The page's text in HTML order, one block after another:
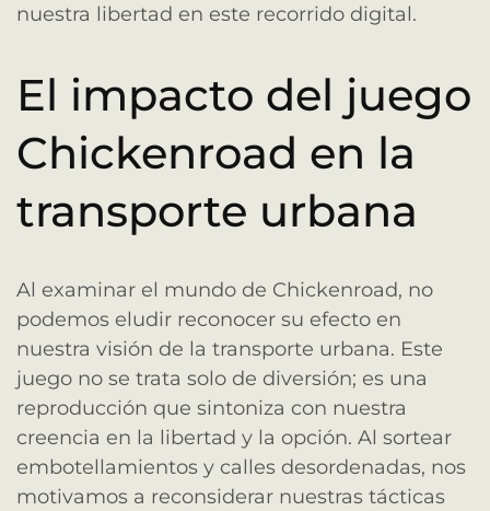
nuestra libertad en este recorrido digital.
El impacto del juego
Chickenroad en la
transporte urbana
Al examinar el mundo de Chickenroad, no
podemos eludir reconocer su efecto en
nuestra visión de la transporte urbana. Este
juego no se trata solo de diversión; es una
reproducción que sintoniza con nuestra
creencia en la libertad y la opción. Al sortear
embotellamientos y calles desordenadas, nos
motivamos a reconsiderar nuestras tácticas